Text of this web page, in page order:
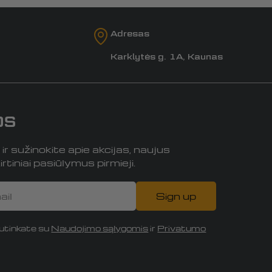
Adresas
Karklytės g. 1A, Kaunas
sužinokite apie akcijas, naujus
pasiūlymus pirmieji.
Sign up
su Naudojimo sąlygomis ir Privatumo